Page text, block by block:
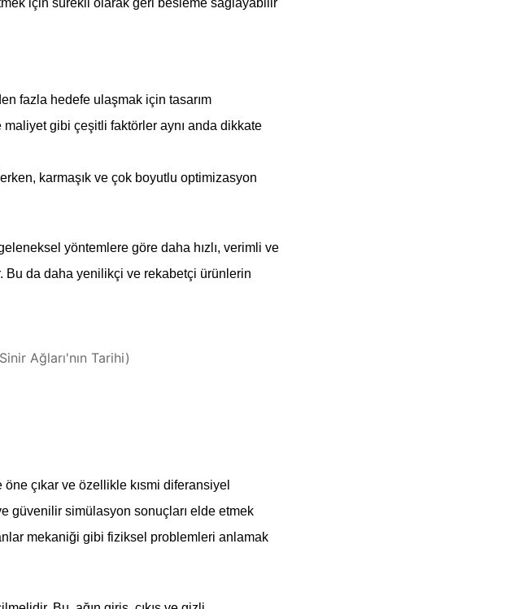
için sürekli olarak geri besleme sağlayabilir
fazla hedefe ulaşmak için tasarım
maliyet gibi çeşitli faktörler aynı anda dikkate
karmaşık ve çok boyutlu optimizasyon
yöntemlere göre daha hızlı, verimli ve
da daha yenilikçi ve rekabetçi ürünlerin
çıkar ve özellikle kısmi diferansiyel
güvenilir simülasyon sonuçları elde etmek
mekaniği gibi fiziksel problemleri anlamak